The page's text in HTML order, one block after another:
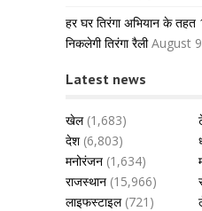
हर घर तिरंगा अभियान के
निकलेगी तिरंगा रैली August
Latest news
खेल(1,683)
देश(6,803)
मनोरंजन (1,634)
राजस्थान (15,966)
लाइफस्टाइल(721)